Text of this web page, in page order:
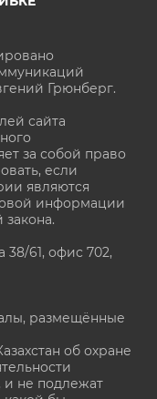
Грюнберг.
сайта
за собой право
если
являются
информации
38/61, офис 702,
размещённые
об охране
и не подлежат